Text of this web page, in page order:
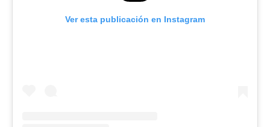
Ver esta publicación en Instagram